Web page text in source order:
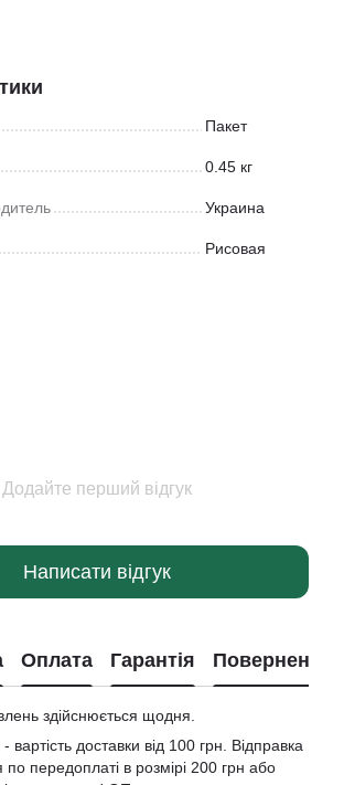
Пакет
0.45 кг
Украина
Рисовая
Додайте перший відгук
Написати відгук
Оплата Гарантія Повернення
здійснюється щодня.
доставки від 100 грн. Відправка
по передоплаті в розмірі 200 грн або